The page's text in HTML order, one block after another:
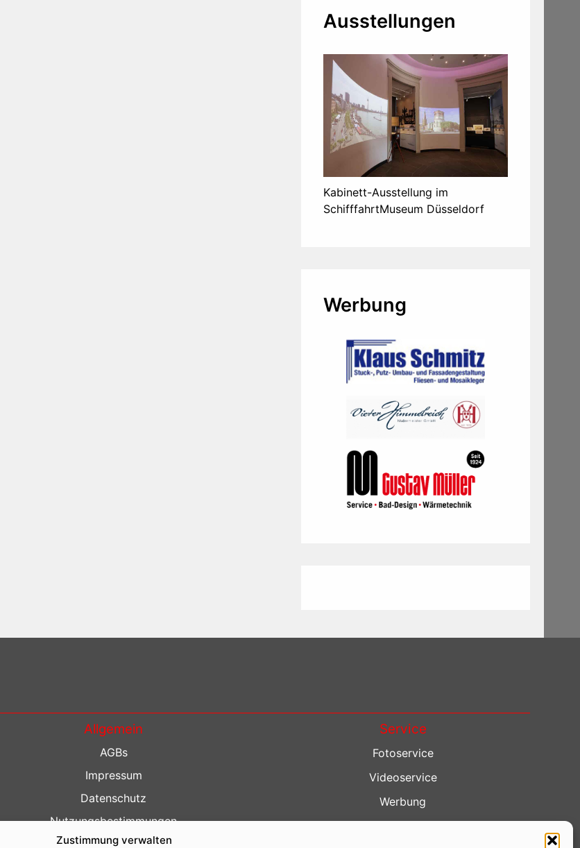
Zustimmung verwalten
Ausstellungen
Kabinett-Ausstellung im
SchifffahrtMuseum Düsseldorf
Werbung
Allgemein
AGBs
Impressum
Datenschutz
Nutzungsbestimmungen
Kontakt
Service
Fotoservice
Videoservice
Werbung